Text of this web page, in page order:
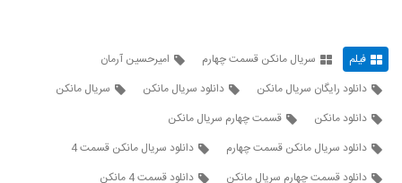
فیلم سریال مانکن قسمت چهارم
امیرحسین آرمان
دانلود رایگان سریال مانکن
دانلود سریال مانکن
سریال مانکن
دانلود مانکن
قسمت چهارم سریال مانکن
دانلود سریال مانکن قسمت چهارم
دانلود سریال مانکن قسمت 4
دانلود قسمت چهارم سریال مانکن
دانلود قسمت 4 مانکن